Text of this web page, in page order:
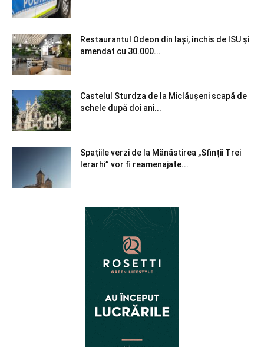
Restaurantul Odeon din Iași, închis de ISU și
amendat cu 30.000...
Castelul Sturdza de la Miclăușeni scapă de
schele după doi ani...
Spațiile verzi de la Mănăstirea „Sfinții Trei
Ierarhi” vor fi reamenajate...